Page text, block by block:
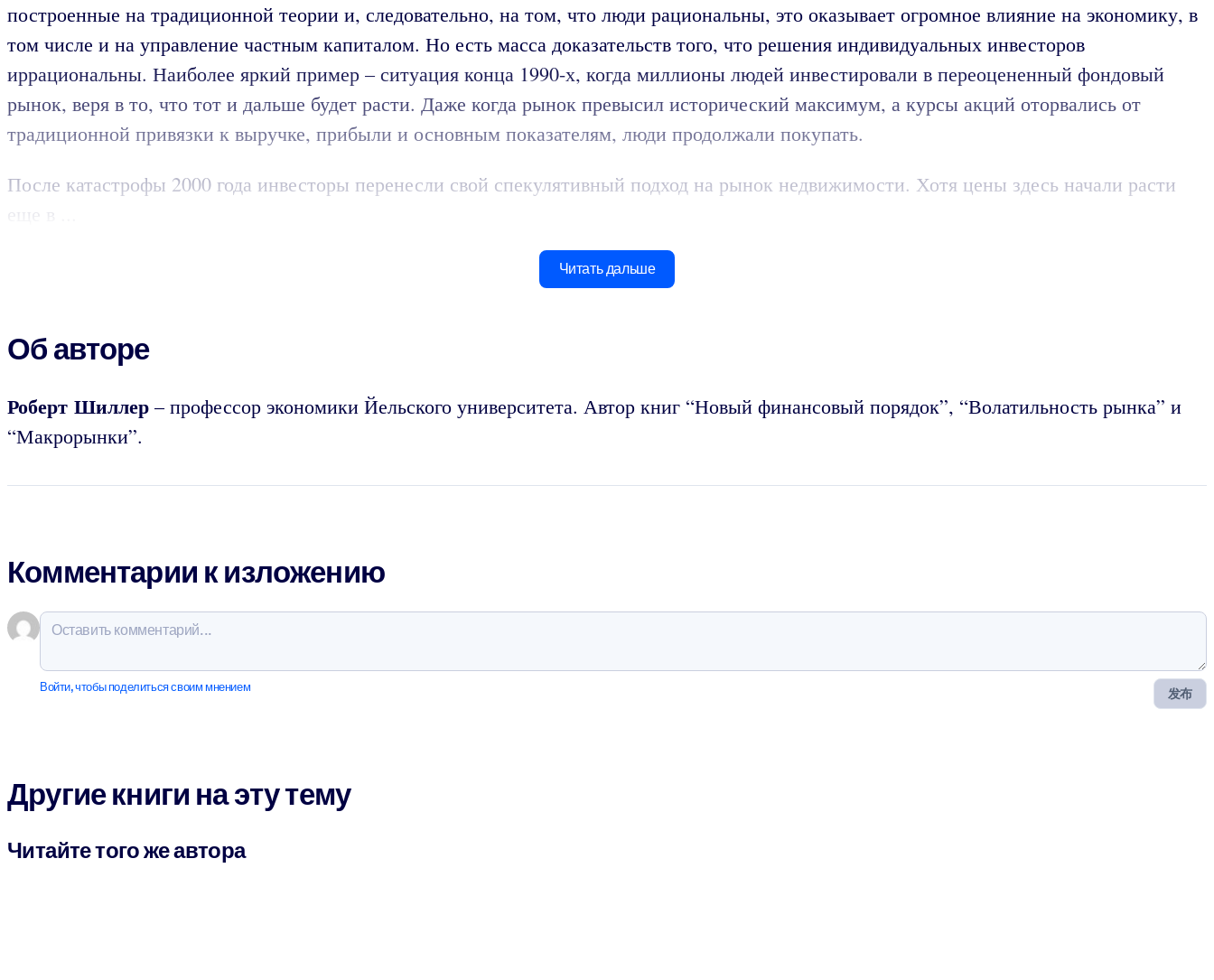
построенные на традиционной теории и, следовательно, на том, что люди рациональны, это оказывает огромное влияние на экономику, в
том числе и на управление частным капиталом. Но есть масса доказательств того, что решения индивидуальных инвесторов
иррациональны. Наиболее яркий пример – ситуация конца 1990-х, когда миллионы людей инвестировали в переоцененный фондовый
рынок, веря в то, что тот и дальше будет расти. Даже когда рынок превысил исторический максимум, а курсы акций оторвались от
традиционной привязки к выручке, прибыли и основным показателям, люди продолжали покупать.
После катастрофы 2000 года инвесторы перенесли свой спекулятивный подход на рынок недвижимости. Хотя цены здесь начали расти
Читать дальше
Об авторе
Роберт Шиллер – профессор экономики Йельского университета. Автор книг “Новый финансовый порядок”, “Волатильность рынка” и
“Макрорынки”.
Комментарии к изложению
发布
Войти, чтобы поделиться своим мнением
Другие книги на эту тему
Читайте того же автора